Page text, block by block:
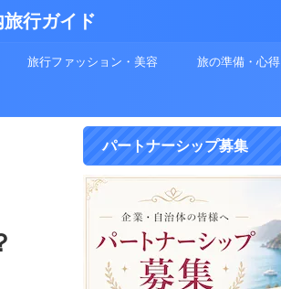
行ガイド
旅行ファッション・美容 旅の準備・心得
パートナーシップ募集